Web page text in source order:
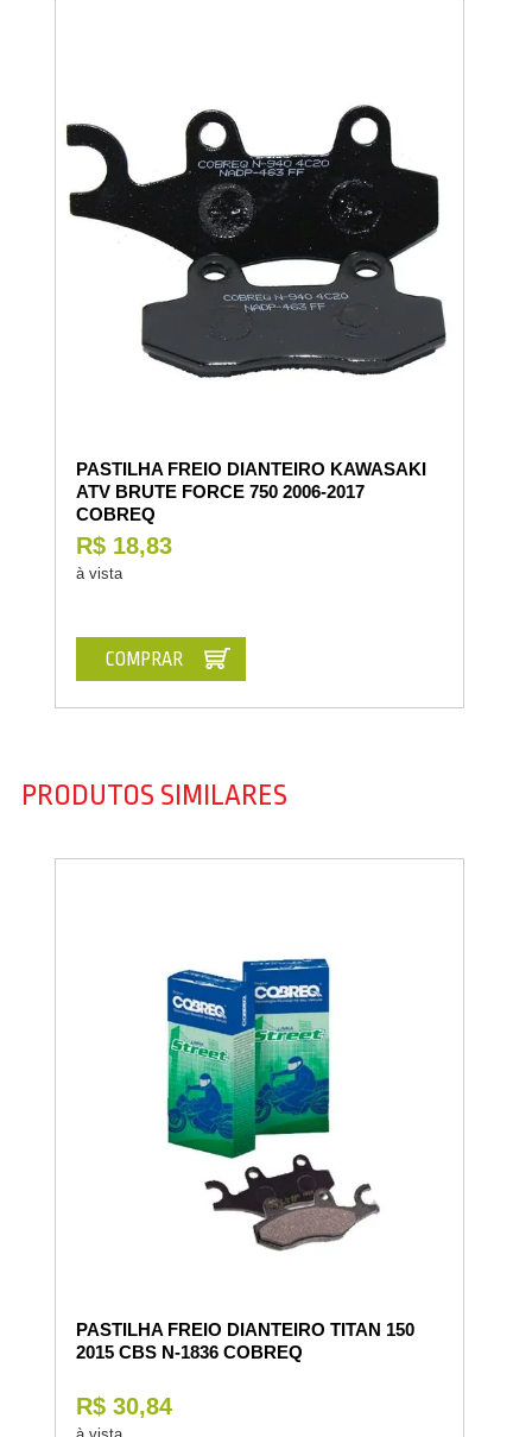
PASTILHA FREIO DIANTEIRO KAWASAKI
ATV BRUTE FORCE 750 2006-2017
COBREQ
R$ 18,83
à vista
COMPRAR
PRODUTOS SIMILARES
PASTILHA FREIO DIANTEIRO TITAN 150
2015 CBS N-1836 COBREQ
R$ 30,84